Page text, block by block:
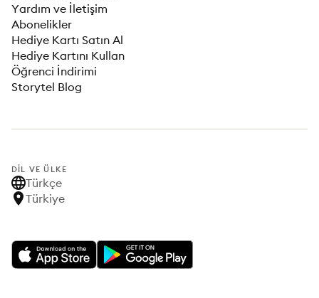
Yardım ve İletişim
Abonelikler
Hediye Kartı Satın Al
Hediye Kartını Kullan
Öğrenci İndirimi
Storytel Blog
DIL VE ÜLKE
Türkçe
Türkiye